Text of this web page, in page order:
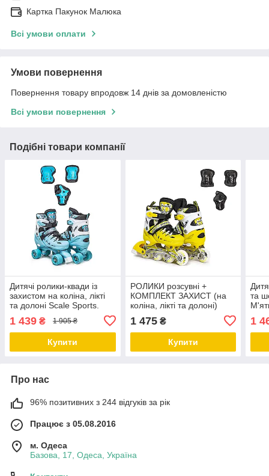
Картка Пакунок Малюка
Всі умови оплати
Умови повернення
Повернення товару впродовж 14 днів за домовленістю
Всі умови повернення
Подібні товари компанії
Дитячі ролики-квади із
захистом на коліна, лікті
та долоні Scale Sports.
29-33
1 439 ₴ 1 905 ₴
Купити
РОЛИКИ розсувні +
КОМПЛЕКТ ЗАХИСТ (на
коліна, лікті та долоні)
Scale Sports жовті, розмір
34-38
1 475₴
Купити
та
33
1
Про нас
96% позитивних з 244 відгуків за рік
Працює з 05.08.2016
м. Одеса
Базова, 17, Одеса, Україна